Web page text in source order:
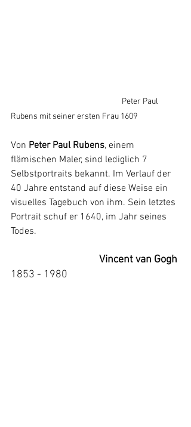
  Peter Paul
Rubens mit seiner ersten Frau 1609
Von Peter Paul Rubens, einem
flämischen Maler, sind lediglich 7
Selbstportraits bekannt. Im Verlauf der
40 Jahre entstand auf diese Weise ein
visuelles Tagebuch von ihm. Sein letztes
Portrait schuf er 1640, im Jahr seines
Todes.
Vincent van Gogh
1853 - 1980